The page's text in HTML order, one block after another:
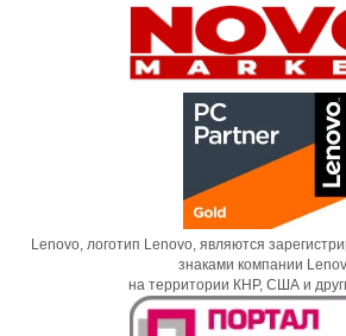
Lenovo, логотип Lenovo, являются
знаками компании
на территории КНР, США и